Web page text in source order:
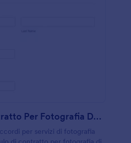
Modulo Di Contratto Per Fotografia Di Nascita
per servizi di fotografia